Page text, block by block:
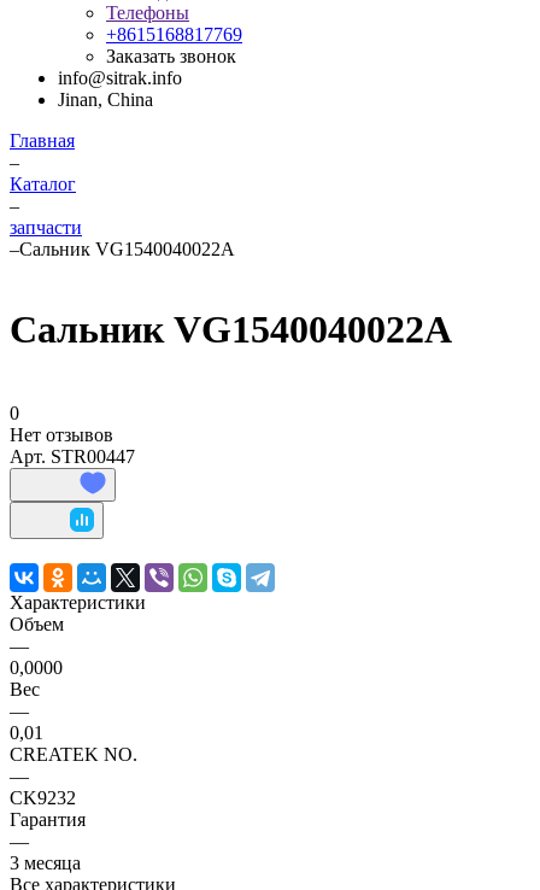
Телефоны
+8615168817769
Заказать звонок
info@sitrak.info
Jinan, China
Главная
–
Каталог
–
запчасти
–Сальник VG1540040022A
Сальник VG1540040022A
0
Нет отзывов
Арт. STR00447
Характеристики
Объем
—
0,0000
Вес
—
0,01
CREATEK NO.
—
CK9232
Гарантия
—
3 месяца
Все характеристики